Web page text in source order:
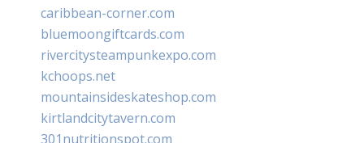
caribbean-corner.com
bluemoongiftcards.com
rivercitysteampunkexpo.com
kchoops.net
mountainsideskateshop.com
kirtlandcitytavern.com
301nutritionspot.com